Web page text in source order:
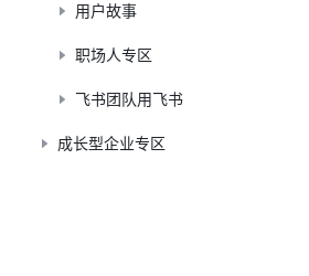
用户故事
职场人专区
飞书团队用飞书
成长型企业专区